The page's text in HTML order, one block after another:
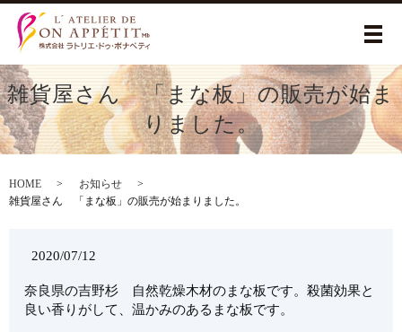
メ
雑貨屋さん 「まな板」の販売が始ま
りました。
HOME
お知らせ
雑貨屋さん 「まな板」の販売が始まりました。
2020/07/12
奈良県の吉野杉 自然乾燥木材のまな板です。殺菌効果と
良い香りがして、温かみのあるまな板です。